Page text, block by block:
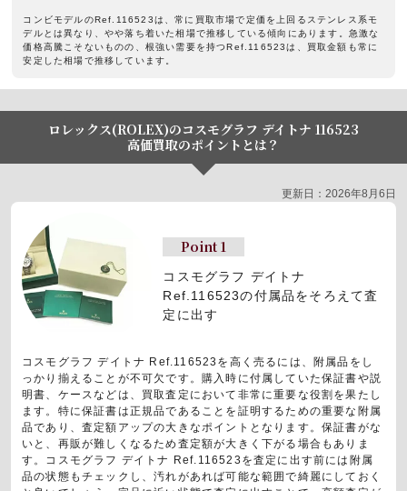
コンビモデルのRef.116523は、常に買取市場で定価を上回るステンレス系モ
デルとは異なり、やや落ち着いた相場で推移している傾向にあります。急激な
価格高騰こそないものの、根強い需要を持つRef.116523は、買取金額も常に
安定した相場で推移しています。
ロレックス(ROLEX)のコスモグラフ デイトナ 116523
高価買取のポイントとは？
更新日：2026年8月6日
Point 1
コスモグラフ デイトナ
Ref.116523の付属品をそろえて査
定に出す
コスモグラフ デイトナ Ref.116523を高く売るには、附属品をし
っかり揃えることが不可欠です。購入時に付属していた保証書や説
明書、ケースなどは、買取査定において非常に重要な役割を果たし
ます。特に保証書は正規品であることを証明するための重要な附属
品であり、査定額アップの大きなポイントとなります。保証書がな
いと、再販が難しくなるため査定額が大きく下がる場合もありま
す。コスモグラフ デイトナ Ref.116523を査定に出す前には附属
品の状態もチェックし、汚れがあれば可能な範囲で綺麗にしておく